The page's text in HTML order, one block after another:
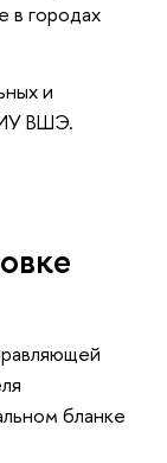
в городах
и
ВШЭ.
бланке